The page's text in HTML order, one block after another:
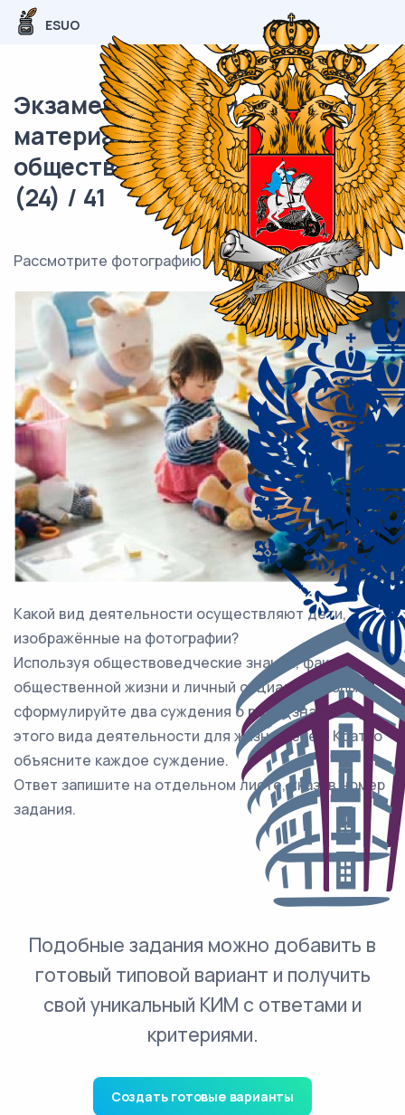
ESUO
Экзаменационный (типовой)
материал ОГЭ /
обществознание / 05 задания
(24) / 41
Рассмотрите фотографию.
Какой вид деятельности осуществляют дети,
изображённые на фотографии?
Используя обществоведческие знания, факты
общественной жизни и личный социальный опыт,
сформулируйте два суждения о роли (значении)
этого вида деятельности для жизни детей. Кратко
объясните каждое суждение.
Ответ запишите на отдельном листе, указав номер
задания.
Подобные задания можно добавить в
готовый типовой вариант и получить
свой уникальный КИМ с ответами и
критериями.
Создать готовые варианты